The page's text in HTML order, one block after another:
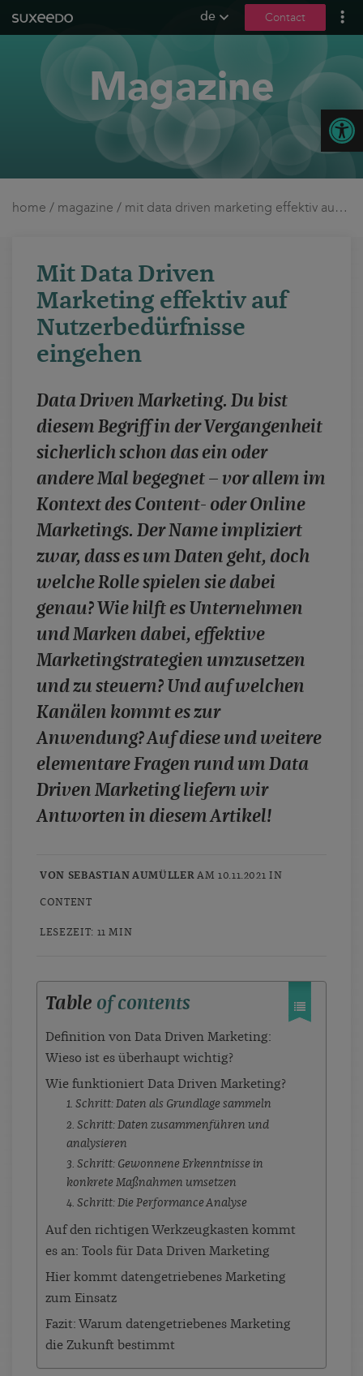
de Contact
what we do
leadgenerierung
content marketing
social media
b2b marketing
ux und conversions
about us
references
whitepaper
branchen
contact
Magazine
home / magazine / mit data driven marketing effektiv auf nutzerbedürfnisse eingehen
Mit Data Driven
Marketing effektiv auf
Nutzerbedürfnisse
eingehen
Data Driven Marketing. Du bist
diesem Begriff in der Vergangenheit
sicherlich schon das ein oder
andere Mal begegnet – vor allem im
Kontext des Content- oder Online
Marketings. Der Name impliziert
zwar, dass es um Daten geht, doch
welche Rolle spielen sie dabei
genau? Wie hilft es Unternehmen
und Marken dabei, effektive
Marketingstrategien umzusetzen
und zu steuern? Und auf welchen
Kanälen kommt es zur
Anwendung? Auf diese und weitere
elementare Fragen rund um Data
Driven Marketing liefern wir
Antworten in diesem Artikel!
VON SEBASTIAN AUMÜLLER AM 10.11.2021 IN
CONTENT
LESEZEIT: 11 MIN
Table of contents
Definition von Data Driven Marketing:
Wieso ist es überhaupt wichtig?
Wie funktioniert Data Driven Marketing?
1. Schritt: Daten als Grundlage sammeln
2. Schritt: Daten zusammenführen und
analysieren
3. Schritt: Gewonnene Erkenntnisse in
konkrete Maßnahmen umsetzen
4. Schritt: Die Performance Analyse
Auf den richtigen Werkzeugkasten kommt
es an: Tools für Data Driven Marketing
Hier kommt datengetriebenes Marketing
zum Einsatz
Fazit: Warum datengetriebenes Marketing
die Zukunft bestimmt